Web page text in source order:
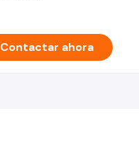
Contactar ahora